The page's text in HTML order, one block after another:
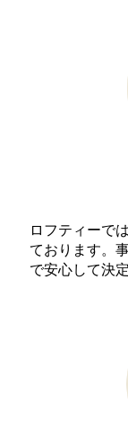
ロフティーで
ております。
で安心して決